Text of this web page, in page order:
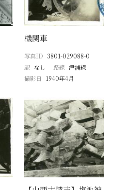
機関車
写真ID 3801-029088-0
駅 なし 路線 津浦線
撮影日
1940年4月